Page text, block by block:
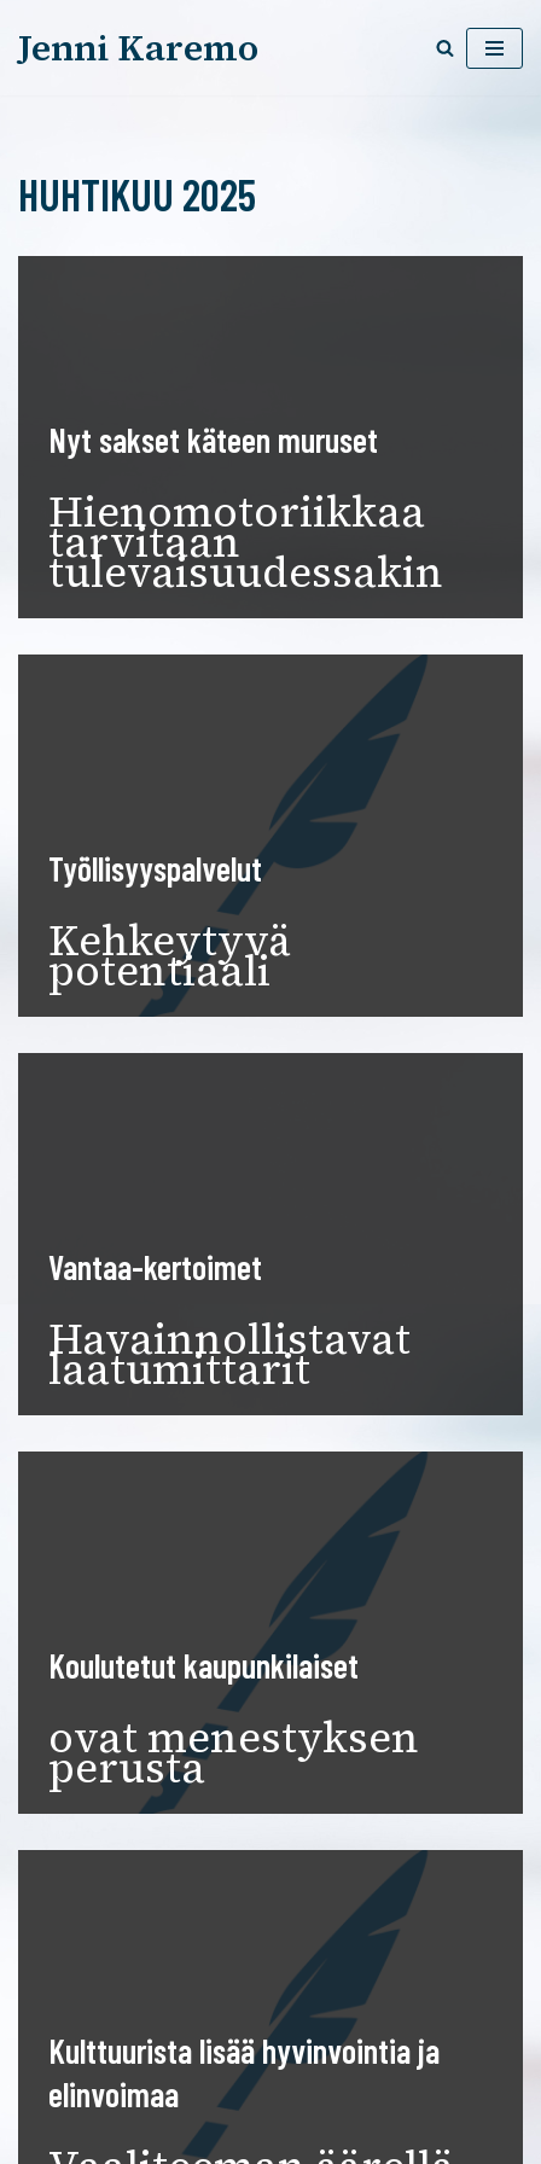
Siirry
Jenni Karemo
HUHTIKUU 2025
Nyt sakset käteen muruset
Hienomotoriikkaa
tarvitaan
tulevaisuudessakin
Työllisyyspalvelut
Kehkeytyvä
potentiaali
Vantaa-kertoimet
Havainnollistavat
laatumittarit
Koulutetut kaupunkilaiset
ovat menestyksen
perusta
Kulttuurista lisää hyvinvointia ja
elinvoimaa